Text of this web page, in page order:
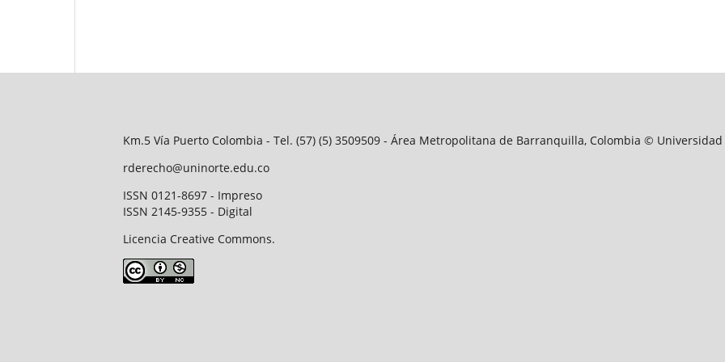
Km.5 Vía Puerto Colombia - Tel. (57) (5) 3509509 - Área Metropolitana de Barranquilla, Colombia ©
rderecho@uninorte.edu.co
ISSN 0121-8697 - Impreso
ISSN 2145-9355 - Digital
Licencia Creative Commons.